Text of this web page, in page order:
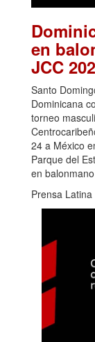
en
JCC
Santo
Dominicana
torneo
24 a México
Parque del
en
Prensa Latina